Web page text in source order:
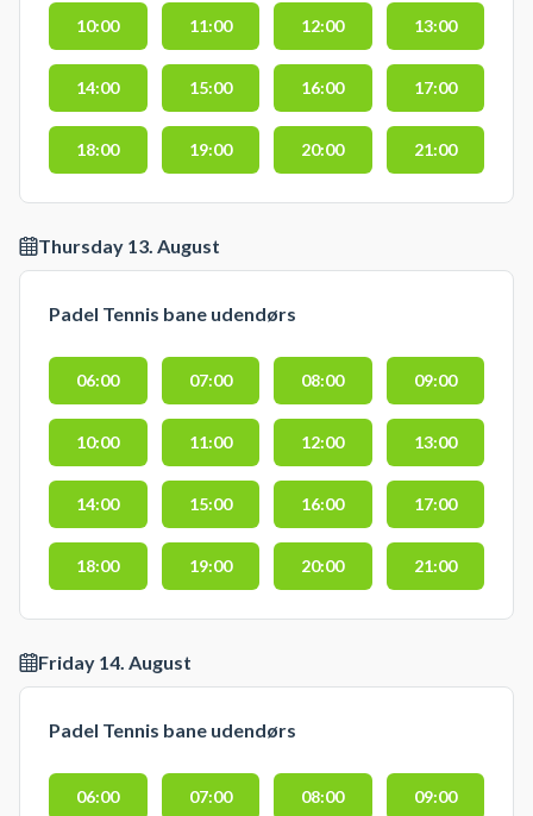
10:00 11:00 12:00 13:00
14:00 15:00 16:00 17:00
18:00 19:00 20:00 21:00
Thursday 13. August
Padel Tennis bane udendørs
06:00 07:00 08:00 09:00
10:00 11:00 12:00 13:00
14:00 15:00 16:00 17:00
18:00 19:00 20:00 21:00
Friday 14. August
Padel Tennis bane udendørs
06:00 07:00 08:00 09:00